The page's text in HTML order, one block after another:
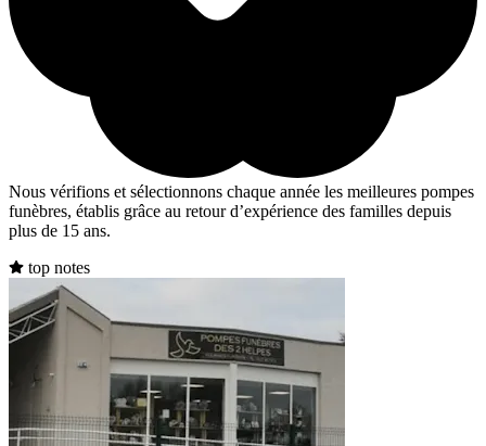
Nous vérifions et sélectionnons chaque année les meilleures pompes
funèbres, établis grâce au retour d’expérience des familles depuis
plus de 15 ans.
top notes